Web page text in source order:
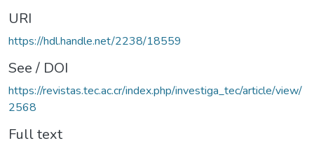
URI
https://hdl.handle.net/2238/18559
See / DOI
https://revistas.tec.ac.cr/index.php/investiga_tec/article/view/
2568
Full text